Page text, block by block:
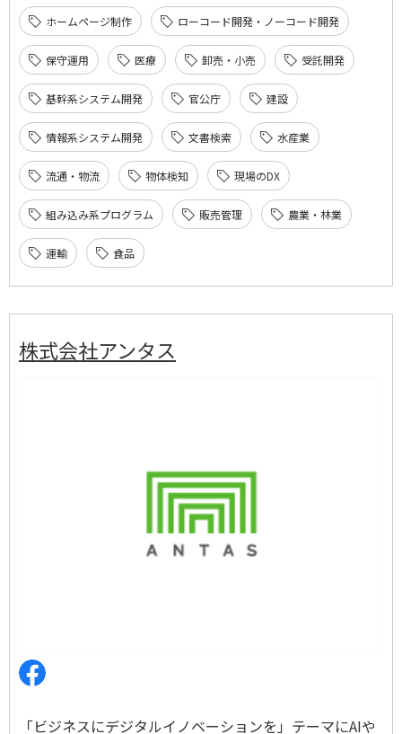
ホームページ制作 ローコード開発・ノーコード開発
保守運用 医療 卸売・小売 受託開発
基幹系システム開発 官公庁 建設
情報系システム開発 文書検索 水産業
流通・物流 物体検知 現場のDX
組み込み系プログラム 販売管理 農業・林業
運輸 食品
株式会社アンタス
「ビジネスにデジタルイノベーションを」テーマにAIや